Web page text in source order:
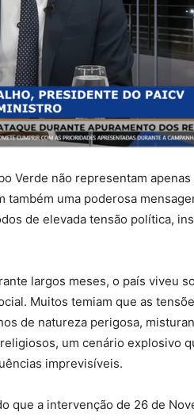
Verde não representam
uma poderosa
de elevada tensão política,
largos meses, o país viveu
Muitos temiam que as
de natureza perigosa,
um cenário explosivo
imprevisíveis.
que a intervenção de 26 de